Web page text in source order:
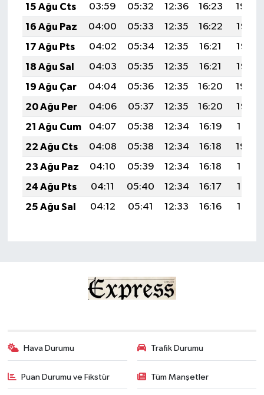
15 Ağu Cts
03:59 05:32 12:36 16:23
19:29
16 Ağu Paz
04:00 05:33 12:35 16:22
19:28
17 Ağu Pts
04:02 05:34 12:35 16:21
19:27
18 Ağu Sal
04:03 05:35 12:35 16:21
19:25
19 Ağu Çar
04:04 05:36 12:35 16:20
19:24
20 Ağu Per
04:06 05:37 12:35 16:20
19:22
21 Ağu Cum
04:07 05:38 12:34 16:19
19:21
22 Ağu Cts
04:08 05:38 12:34 16:18
19:20
23 Ağu Paz
04:10 05:39 12:34 16:18
19:18
24 Ağu Pts
04:11 05:40 12:34 16:17
19:17
25 Ağu Sal
04:12 05:41 12:33 16:16 19:15
Hava Durumu Trafik Durumu
Puan Durumu ve Fikstür Tüm Manşetler